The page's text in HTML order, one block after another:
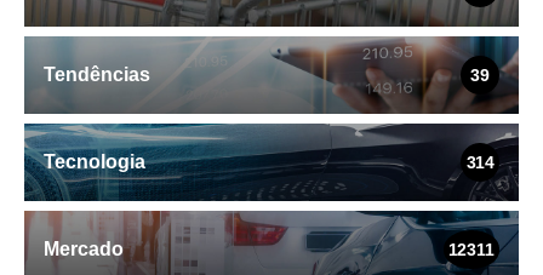
Tendências 39
Tecnologia 314
Mercado 12311